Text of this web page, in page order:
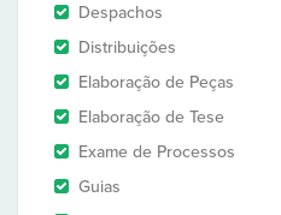
Despachos
Distribuições
Elaboração de Peças
Elaboração de Tese
Exame de Processos
Guias